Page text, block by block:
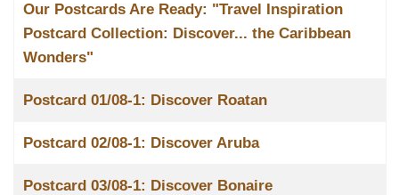
Our Postcards Are Ready: "Travel Inspiration
Postcard Collection: Discover... the Caribbean
Wonders"
Postcard 01/08-1: Discover Roatan
Postcard 02/08-1: Discover Aruba
Postcard 03/08-1: Discover Bonaire